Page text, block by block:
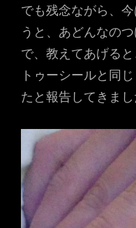
でも残念ながら、
うと、あどんなの
で、教えてあげる
トゥーシールと同
たと報告してきまし